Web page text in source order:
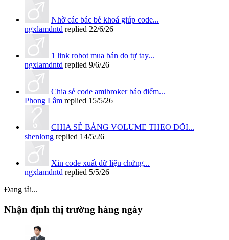
Nhờ các bác bẻ khoá giúp code...
ngxlamdntd replied 22/6/26
1 link robot mua bán do tự tay...
ngxlamdntd replied 9/6/26
Chia sẻ code amibroker báo điểm...
Phong Lâm replied 15/5/26
CHIA SẺ BẢNG VOLUME THEO DÕI...
shenlong replied 14/5/26
Xin code xuất dữ liệu chứng...
ngxlamdntd replied 5/5/26
Đang tải...
Nhận định thị trường hàng ngày